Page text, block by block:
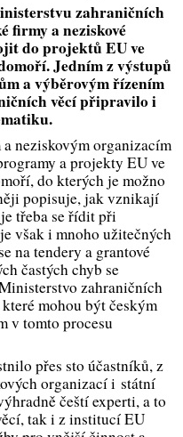
zahraničních
firmy a neziskové
do projektů EU ve
Jedním z výstupů
a výběrovým řízením
věcí připravilo i
neziskovým organizacím
a projekty EU ve
do kterých je možno
popisuje, jak vznikají
třeba se řídit při
však i mnoho užitečných
na tendery a grantové
častých chyb se
zahraničních
mohou být českým
v tomto procesu
přes sto účastníků, z
organizací i státní
čeští experti, a to
tak i z institucí EU